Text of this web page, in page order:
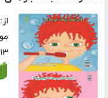
۱۳ صفحه